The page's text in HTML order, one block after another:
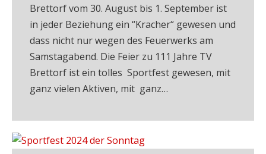
Brettorf vom 30. August bis 1. September ist
in jeder Beziehung ein “Kracher“ gewesen und
dass nicht nur wegen des Feuerwerks am
Samstagabend. Die Feier zu 111 Jahre TV
Brettorf ist ein tolles Sportfest gewesen, mit
ganz vielen Aktiven, mit ganz…